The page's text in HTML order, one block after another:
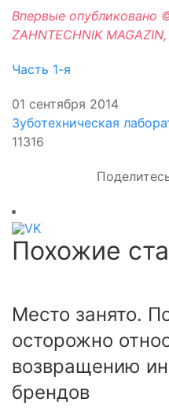
Впервые опубликовано
ZAHNTECHNIK
Часть 1-я
01 сентября 2014
Зуботехническая
11316
Похожие
Место занято.
осторожно
возвращению
брендов